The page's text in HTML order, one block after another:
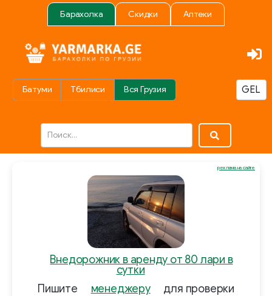
Барахолка Скидки Аптеки
Батуми Тбилиси Вся Грузия
Внедорожник в аренду от 80 лари в
сутки
Пишите
менеджеру
для проверки
реклама на сайте